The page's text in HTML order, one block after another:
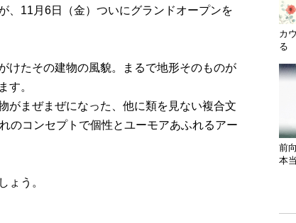
、11月6日（金）ついにグランドオープンを
けたその建物の風貌。まるで地形そのものが
す。
がまぜまぜになった、他に類を見ない複合文
のコンセプトで個性とユーモアあふれるアー
ょう。
カ
る
前
本